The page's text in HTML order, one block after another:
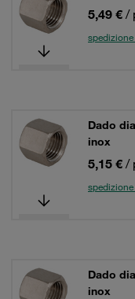
5,49 € /
Dado
inox
5,15 € /
Dado
inox